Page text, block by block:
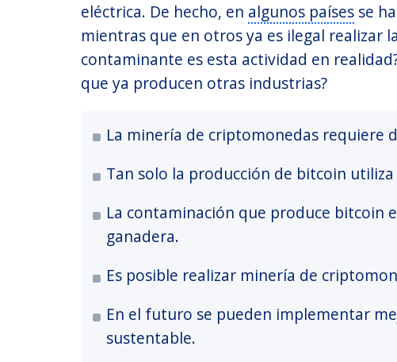
La minería de criptomonedas requiere
Tan solo la producción de bitcoin
La contaminación que produce bitcoin
ganadera.
Es posible realizar minería de
En el futuro se pueden implementar
sustentable.
eléctrica. De hecho, en algunos países se
mientras que en otros ya es ilegal realizar
contaminante es esta actividad en
que ya producen otras industrias?